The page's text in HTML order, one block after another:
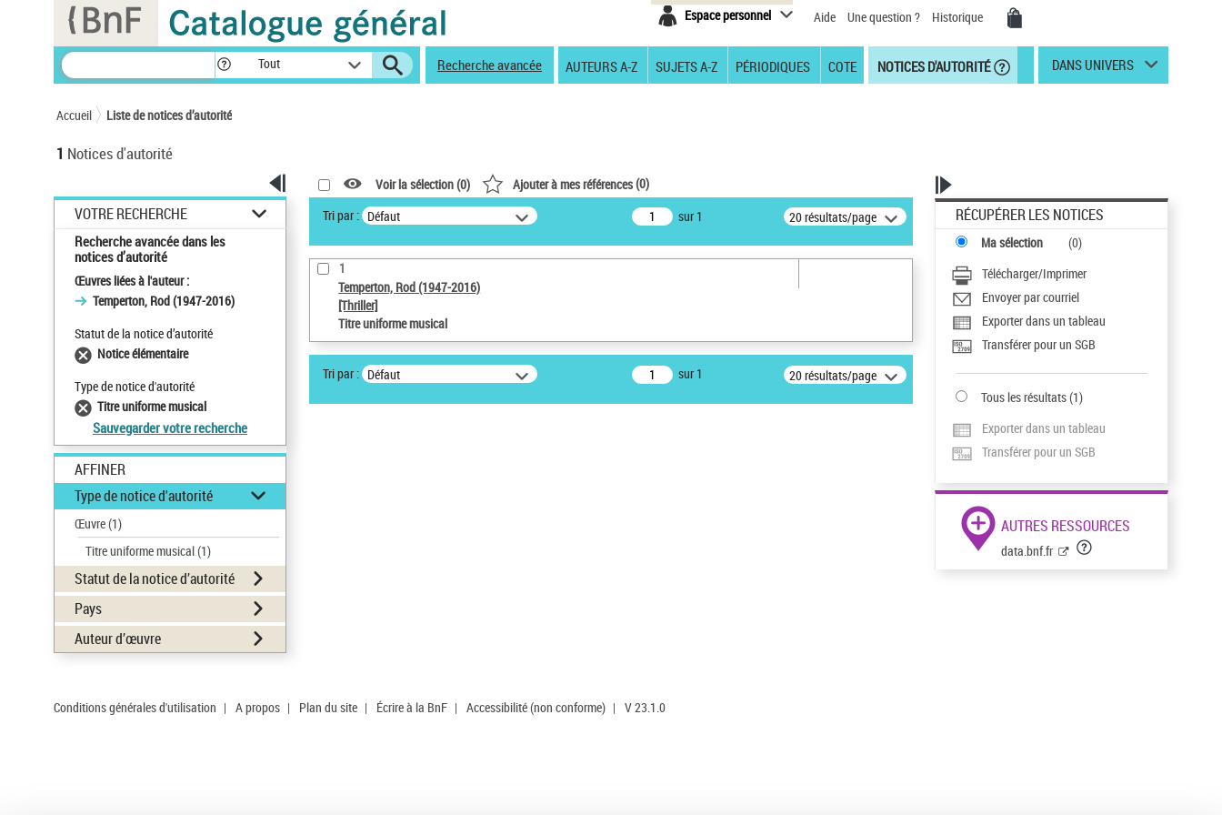
Espace personnel Aide Une question ? Historique
Tout Recherche avancée AUTEURS A-Z SUJETS A-Z PÉRIODIQUES COTE NOTICES D'AUTORITÉ DANS UNIVERS
Accueil Liste de notices d’autorité
1 Notices d'autorité
VOTRE RECHERCHE
Recherche avancée dans les
notices d’autorité
Œuvres liées à l'auteur :
Temperton, Rod (1947-2016)
Statut de la notice d’autorité
Notice élémentaire
Type de notice d'autorité
Titre uniforme musical
Sauvegarder votre recherche
AFFINER
Type de notice d'autorité
Œuvre(1)
Titre uniforme musical(1)
Statut de la notice d’autorité
Pays
Auteur d’œuvre
Voir la sélection (0) Ajouter à mes références(0)
Tri par : Défaut sur 1 20 résultats/page
1
Temperton, Rod (1947-2016)
[Thriller]
Titre uniforme musical
Tri par : Défaut sur 1 20 résultats/page
RÉCUPÉRER LES NOTICES
Ma sélection (0)
Télécharger/Imprimer
Envoyer par courriel
Exporter dans un tableau
Transférer pour un SGB
Tous les résultats(1)
Exporter dans un tableau
Transférer pour un SGB
AUTRES RESSOURCES
data.bnf.fr
Conditions générales d'utilisation | A propos | Plan du site | Écrire à la BnF | Accessibilité (non conforme) | V 23.1.0
Panneau de gestion des cookies